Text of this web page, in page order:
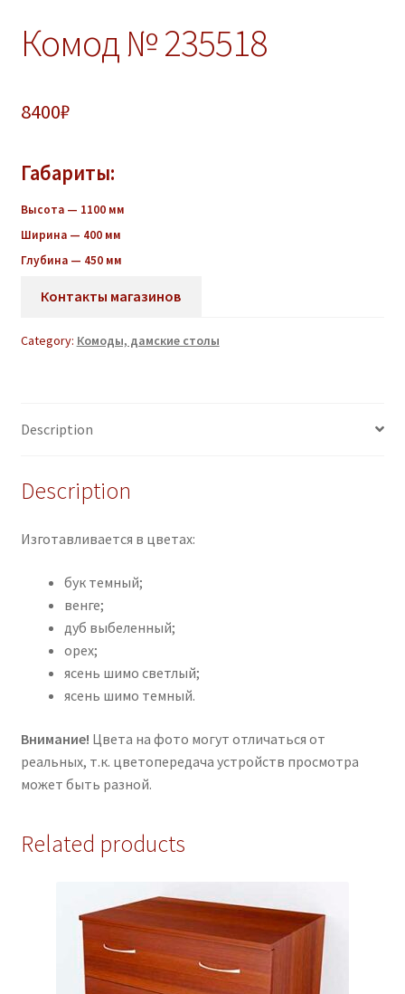
Комод № 235518
8400₽
Габариты:
Высота — 1100 мм
Ширина — 400 мм
Глубина — 450 мм
Контакты магазинов
Category: Комоды, дамские столы
Description
Description
Изготавливается в цветах:
бук темный;
венге;
дуб выбеленный;
орех;
ясень шимо светлый;
ясень шимо темный.
Внимание! Цвета на фото могут отличаться от
реальных, т.к. цветопередача устройств просмотра
может быть разной.
Related products